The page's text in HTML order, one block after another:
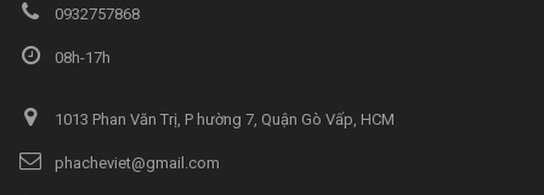
0932757868
08h-17h
1013 Phan Văn Trị, P hường 7, Quận Gò Vấp, HCM
phacheviet@gmail.com